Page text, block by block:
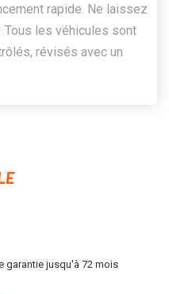
rapide. Ne laissez
les véhicules sont
révisés avec un
garantie jusqu'à 72 mois